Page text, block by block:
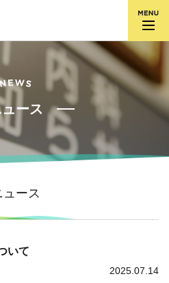
ース
ュース
いて
2025.07.14